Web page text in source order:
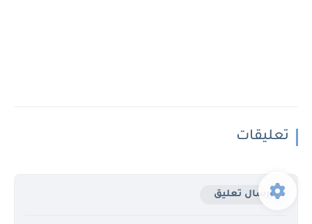
تعليقات
إرسال تعليق